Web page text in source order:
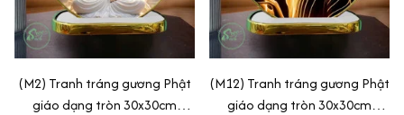
(M2) Tranh tráng gương Phật
giáo dạng tròn 30x30cm
(M12) Tranh tráng gương Phật
giáo dạng tròn 30x30cm